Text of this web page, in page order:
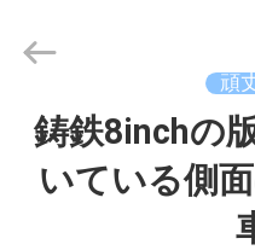
家
Guangzhou
Ylcaster
Rights
Reserved.
頑
鋳鉄8inchの
いている側